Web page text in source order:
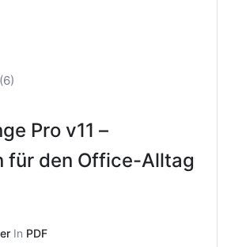
(6)
Pro v11 –
für den Office-Alltag
In PDF